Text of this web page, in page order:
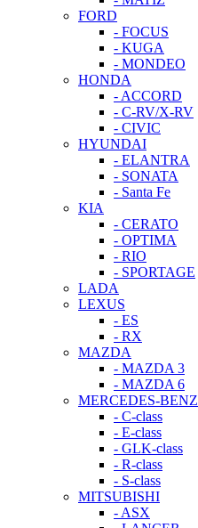
FORD
- FOCUS
- KUGA
- MONDEO
HONDA
- ACCORD
- C-RV/X-RV
- CIVIC
HYUNDAI
- ELANTRA
- SONATA
- Santa Fe
KIA
- CERATO
- OPTIMA
- RIO
- SPORTAGE
LADA
LEXUS
- ES
- RX
MAZDA
- MAZDA 3
- MAZDA 6
MERCEDES-BENZ
- C-class
- E-class
- GLK-class
- R-class
- S-class
MITSUBISHI
- ASX